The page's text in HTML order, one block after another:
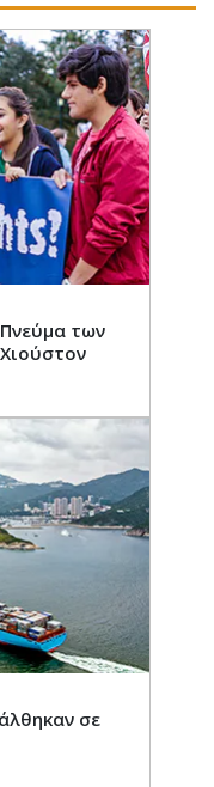
των
σε